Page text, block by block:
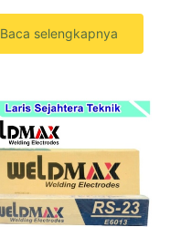
Baca selengkapnya